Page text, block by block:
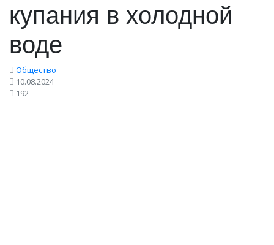
купания в холодной
воде
Общество
10.08.2024
192